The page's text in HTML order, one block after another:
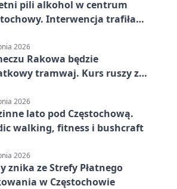
pili alkohol w centrum
Interwencja trafiła
2026
Rakowa będzie
tramwaj. Kurs ruszy ze
2026
lato pod Częstochową.
walking, fitness i bushcraft
2026
znika ze Strefy Płatnego
w Częstochowie